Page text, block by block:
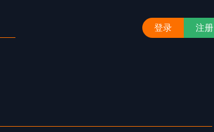
登录 注册